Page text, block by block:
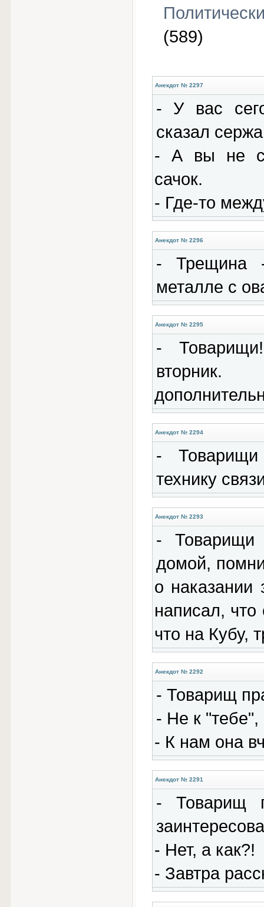
(589)
Анекдот № 2297
- У вас
сказал
- А вы не
сачок.
- Где-то
Анекдот № 2296
- Трещина -
металле с
Анекдот № 2295
-
Анекдот № 2294
- Товарищи
технику
Анекдот № 2293
- Товарищи
домой,
о наказании
написал,
что на Кубу,
Анекдот № 2292
- Товарищ
- Не к "тебе",
- К нам она
Анекдот № 2291
- Товарищ
- Нет, а как?!
- Завтра